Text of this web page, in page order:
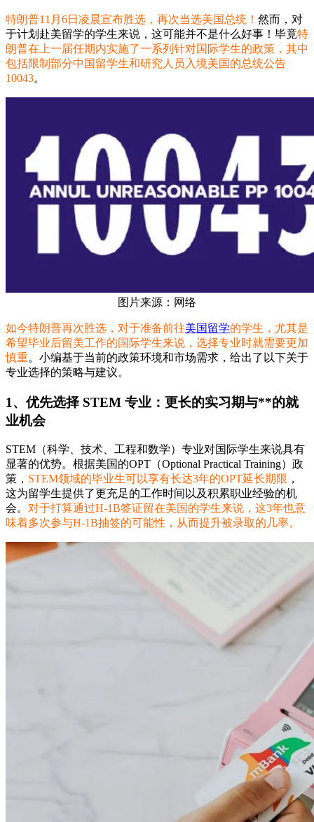
特朗普11月6日凌晨宣布胜选，再次当选美国总统！ 然而，对
于计划赴美留学的学生来说，这可能并不是什么好事！毕竟特
朗普在上一届任期内实施了一系列针对国际学生的政策，其中
包括限制部分中国留学生和研究人员入境美国的总统公告
10043。
图片来源：网络
如今特朗普再次胜选，对于准备前往美国留学的学生，尤其是
希望毕业后留美工作的国际学生来说，选择专业时就需要更加
慎重。小编基于当前的政策环境和市场需求，给出了以下关于
专业选择的策略与建议。
1、优先选择 STEM 专业：更长的实习期与**的就
业机会
STEM（科学、技术、工程和数学）专业对国际学生来说具有
显著的优势。根据美国的OPT（Optional Practical Training）政
策， STEM领域的毕业生可以享有长达3年的OPT延长期限 ，
这为留学生提供了更充足的工作时间以及积累职业经验的机
会。 对于打算通过H-1B签证留在美国的学生来说，这3年也意
味着多次参与H-1B抽签的可能性，从而提升被录取的几率。